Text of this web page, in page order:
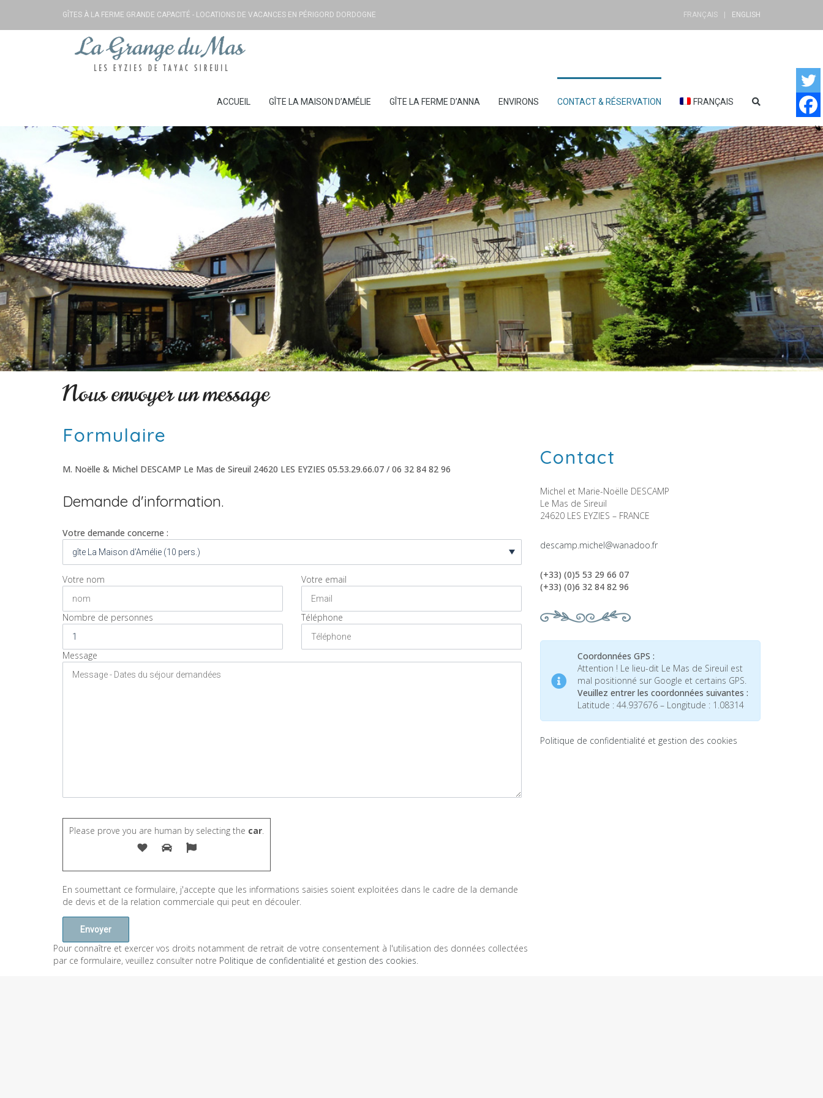
GÎTES À LA FERME GRANDE CAPACITÉ - LOCATIONS DE VACANCES EN PÉRIGORD DORDOGNE FRANÇAIS ENGLISH
ACCUEIL GÎTE LA MAISON D’AMÉLIE GÎTE LA FERME D’ANNA ENVIRONS CONTACT & RÉSERVATION FRANÇAIS
Nous envoyer un message
Formulaire
M. Noëlle & Michel DESCAMP Le Mas de Sireuil 24620 LES EYZIES 05.53.29.66.07 / 06 32 84 82 96
Demande d'information.
Votre demande concerne :
Votre nom Votre email
Nombre de personnes Téléphone
Message
Please prove you are human by selecting the car.
En soumettant ce formulaire, j'accepte que les informations saisies soient exploitées dans le cadre de la demande
de devis et de la relation commerciale qui peut en découler.
Pour connaître et exercer vos droits notamment de retrait de votre consentement à l'utilisation des données collectées
par ce formulaire, veuillez consulter notre Politique de confidentialité et gestion des cookies.
Contact
Michel et Marie-Noëlle DESCAMP
Le Mas de Sireuil
24620 LES EYZIES – FRANCE
descamp.michel@wanadoo.fr
(+33) (0)5 53 29 66 07
(+33) (0)6 32 84 82 96
Coordonnées GPS :
Attention ! Le lieu-dit Le Mas de Sireuil est
mal positionné sur Google et certains GPS.
Veuillez entrer les coordonnées suivantes :
Latitude : 44.937676 – Longitude : 1.08314
Politique de confidentialité et gestion des cookies